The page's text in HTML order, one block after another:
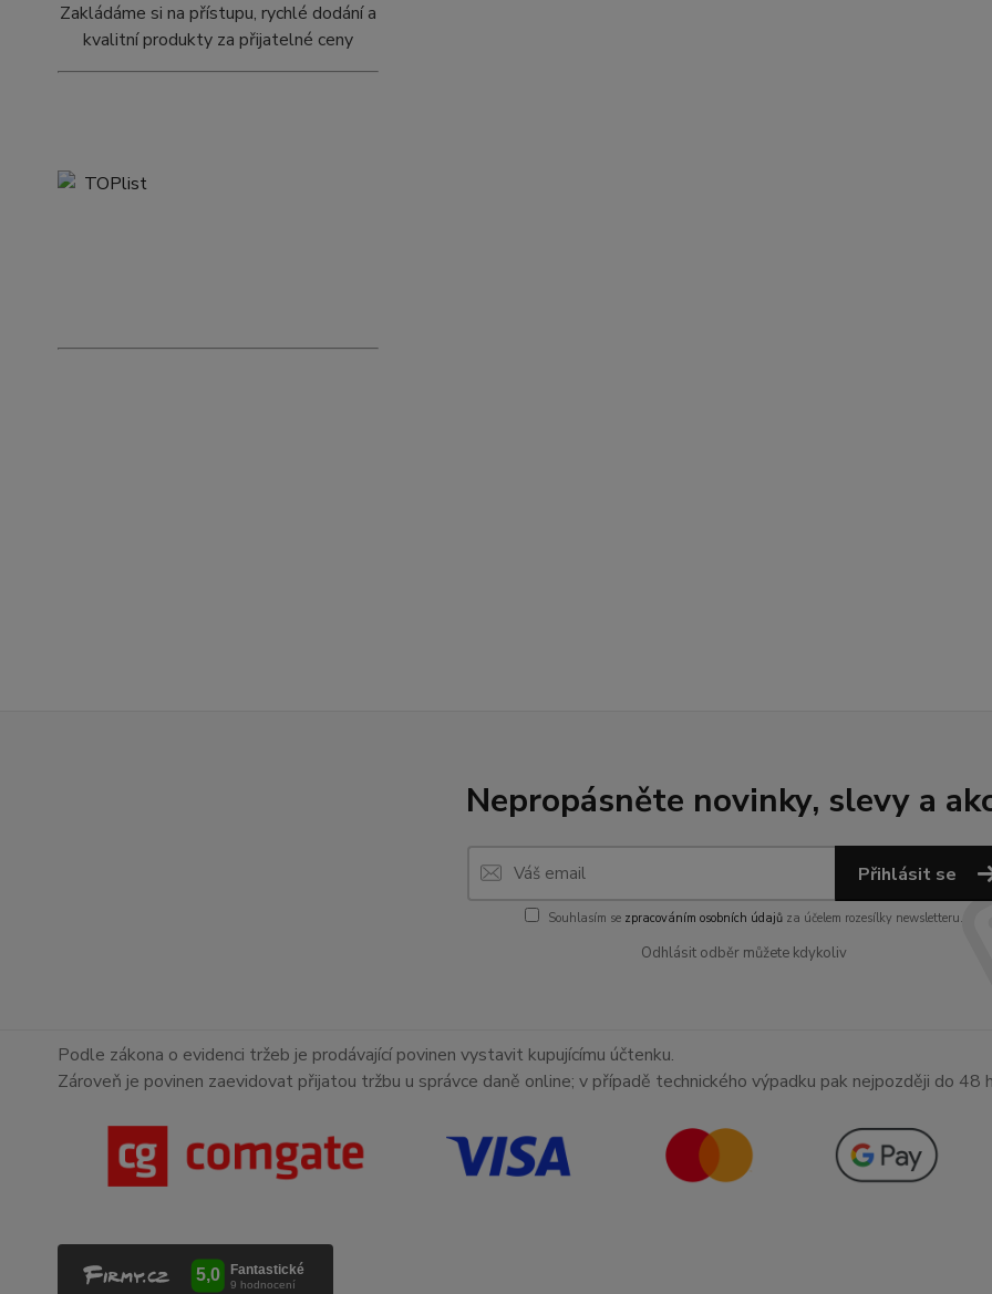
Zakládáme si na přístupu, rychlé dodání a
kvalitní produkty za přijatelné ceny
Nepropásněte novinky, slevy a
Přihlásit se
Souhlasím se zpracováním osobních údajů za účelem rozesílky newsletteru.
Odhlásit odběr můžete kdykoliv
Podle zákona o evidenci tržeb je prodávající povinen vystavit kupujícímu účtenku.
Zároveň je povinen zaevidovat přijatou tržbu u správce daně online; v případě technického výpadku pak nejpozději do 48